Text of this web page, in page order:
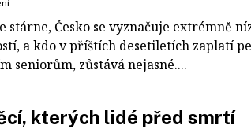
stárne, Česko se vyznačuje extrémně
a kdo v příštích desetiletích zaplatí
seniorům, zůstává nejasné....
kterých lidé před smrtí